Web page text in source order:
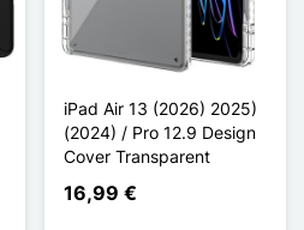
iPad Air 13 (2026) 2025)
(2024) / Pro 12.9 Design
Cover Transparent
16,99 €